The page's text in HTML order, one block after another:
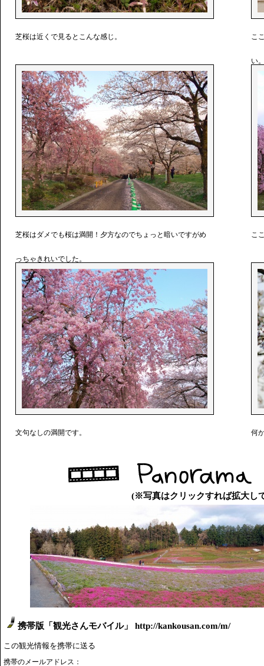
芝桜は近くで見るとこんな感じ。 こ
い
芝桜はダメでも桜は満開！夕方なのでちょっと暗いですがめ
っちゃきれいでした。
こ
文句なしの満開です。 何
(※写真はクリックすれば拡大し
携帯版「観光さんモバイル」 http://kankousan.com/m/
この観光情報を携帯に送る
携帯のメールアドレス：